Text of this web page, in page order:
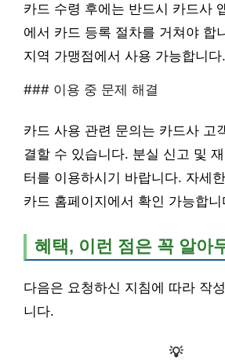
카드 수령 후에는 반드시 카드사
에서 카드 등록 절차를 거쳐야 합
지역 가맹점에서 사용 가능합니다.
### 이용 중 문제 해결
카드 사용 관련 문의는 카드사 고
결할 수 있습니다. 분실 신고 및
터를 이용하시기 바랍니다. 자세
카드 홈페이지에서 확인 가능합니
혜택, 이런 점은 꼭 알아
다음은 요청하신 지침에 따라 작
니다.
💡